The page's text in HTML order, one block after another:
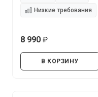
Низкие требования
8 990
В КОРЗИНУ